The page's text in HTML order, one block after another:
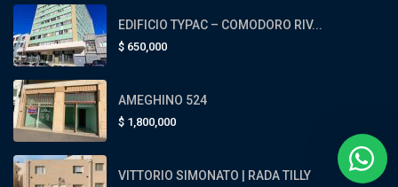
EDIFICIO TYPAC – COMODORO RIV...
$ 650,000
AMEGHINO 524
$ 1,800,000
VITTORIO SIMONATO | RADA TILLY